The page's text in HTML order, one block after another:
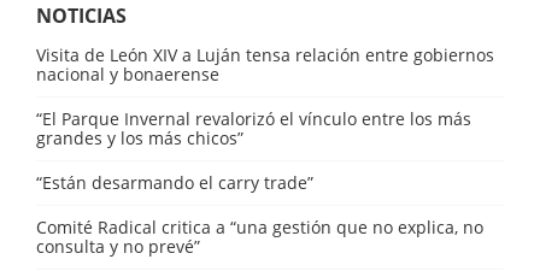
NOTICIAS
Visita de León XIV a Luján tensa relación entre gobiernos
nacional y bonaerense
“El Parque Invernal revalorizó el vínculo entre los más
grandes y los más chicos”
“Están desarmando el carry trade”
Comité Radical critica a “una gestión que no explica, no
consulta y no prevé”